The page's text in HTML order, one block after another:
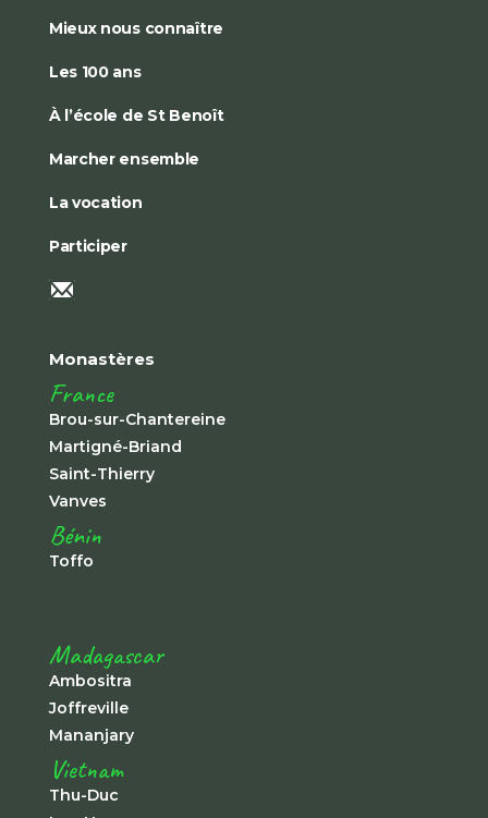
Mieux nous connaître
Les 100 ans
À l’école de St Benoît
Marcher ensemble
La vocation
Participer
Monastères
France
Brou-sur-Chantereine
Martigné-Briand
Saint-Thierry
Vanves
Bénin
Toffo
Madagascar
Ambositra
Joffreville
Mananjary
Vietnam
Thu-Duc